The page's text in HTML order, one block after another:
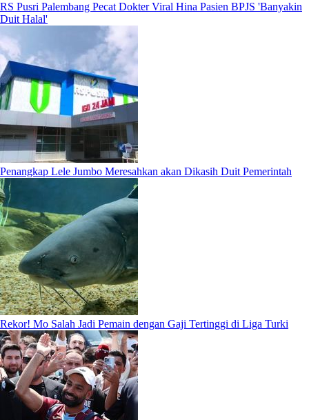
RS Pusri Palembang Pecat Dokter Viral Hina Pasien BPJS 'Banyakin
Duit Halal'
Penangkap Lele Jumbo Meresahkan akan Dikasih Duit Pemerintah
Rekor! Mo Salah Jadi Pemain dengan Gaji Tertinggi di Liga Turki